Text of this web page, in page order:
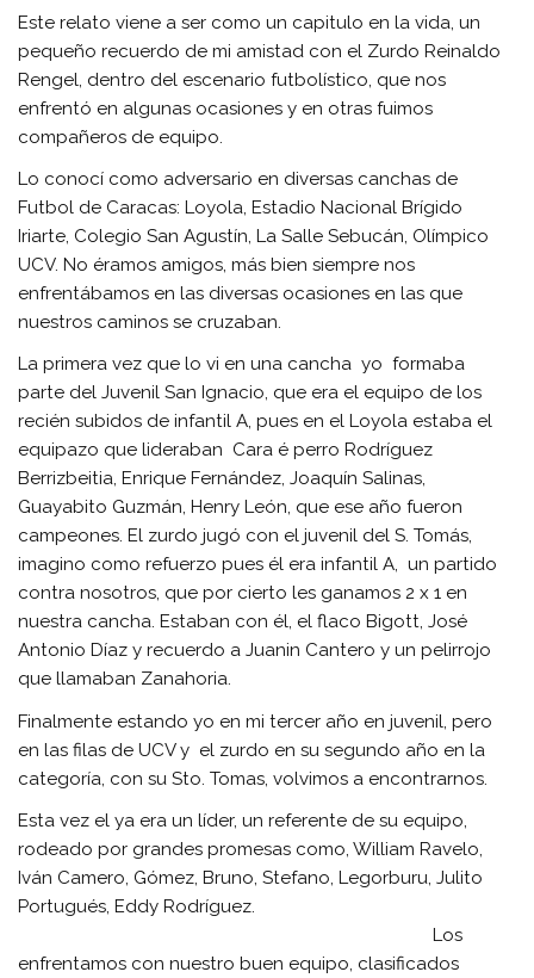
Este relato viene a ser como un capitulo en la vida, un
pequeño recuerdo de mi amistad con el Zurdo Reinaldo
Rengel, dentro del escenario futbolístico, que nos
enfrentó en algunas ocasiones y en otras fuimos
compañeros de equipo.
Lo conocí como adversario en diversas canchas de
Futbol de Caracas: Loyola, Estadio Nacional Brígido
Iriarte, Colegio San Agustín, La Salle Sebucán, Olímpico
UCV. No éramos amigos, más bien siempre nos
enfrentábamos en las diversas ocasiones en las que
nuestros caminos se cruzaban.
La primera vez que lo vi en una cancha yo formaba
parte del Juvenil San Ignacio, que era el equipo de los
recién subidos de infantil A, pues en el Loyola estaba el
equipazo que lideraban Cara é perro Rodríguez
Berrizbeitia, Enrique Fernández, Joaquín Salinas,
Guayabito Guzmán, Henry León, que ese año fueron
campeones. El zurdo jugó con el juvenil del S. Tomás,
imagino como refuerzo pues él era infantil A, un partido
contra nosotros, que por cierto les ganamos 2 x 1 en
nuestra cancha. Estaban con él, el flaco Bigott, José
Antonio Díaz y recuerdo a Juanin Cantero y un pelirrojo
que llamaban Zanahoria.
Finalmente estando yo en mi tercer año en juvenil, pero
en las filas de UCV y el zurdo en su segundo año en la
categoría, con su Sto. Tomas, volvimos a encontrarnos.
Esta vez el ya era un líder, un referente de su equipo,
rodeado por grandes promesas como, William Ravelo,
Iván Camero, Gómez, Bruno, Stefano, Legorburu, Julito
Portugués, Eddy Rodríguez.
Los
enfrentamos con nuestro buen equipo, clasificados